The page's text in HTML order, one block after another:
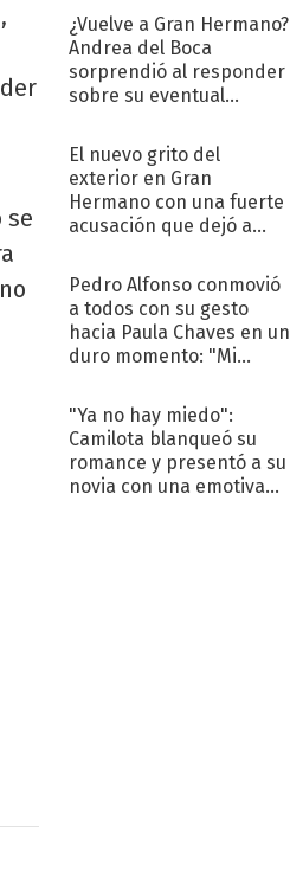
se
¿Vuelve a Gran Hermano?
Andrea del Boca
sorprendió al responder
sobre su eventual
El nuevo grito del
exterior en Gran
Hermano con una fuerte
acusación que dejó a
"Traidora"
Pedro Alfonso conmovió
a todos con su gesto
hacia Paula Chaves en un
duro momento: "Mi
terapéutico"
"Ya no hay miedo":
Camilota blanqueó su
romance y presentó a su
novia con una emotiva